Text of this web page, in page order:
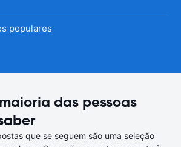
populares
das pessoas
que se seguem são uma seleção